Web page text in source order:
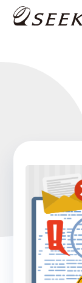
TOP